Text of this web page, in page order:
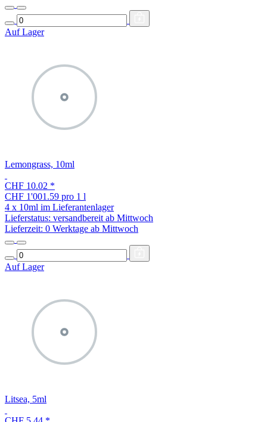
Auf Lager
Lemongrass, 10ml
CHF 10.02 *
CHF 1'001.59 pro 1 l
4 x 10ml im Lieferantenlager
Lieferstatus: versandbereit ab Mittwoch
Lieferzeit: 0 Werktage ab Mittwoch
Auf Lager
Litsea, 5ml